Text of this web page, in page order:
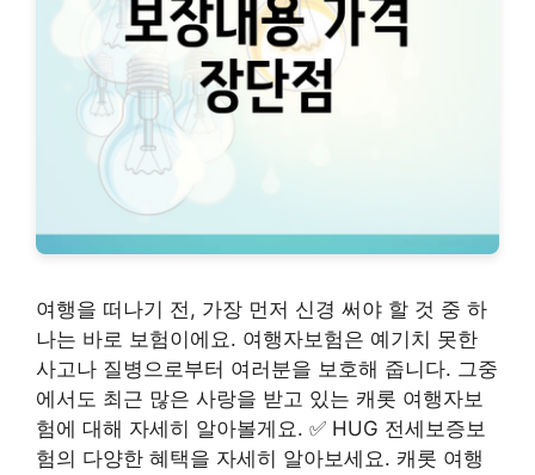
여행을 떠나기 전, 가장 먼저 신경 써야 할 것 중 하
나는 바로 보험이에요. 여행자보험은 예기치 못한
사고나 질병으로부터 여러분을 보호해 줍니다. 그중
에서도 최근 많은 사랑을 받고 있는 캐롯 여행자보
험에 대해 자세히 알아볼게요. ✅ HUG 전세보증보
험의 다양한 혜택을 자세히 알아보세요. 캐롯 여행